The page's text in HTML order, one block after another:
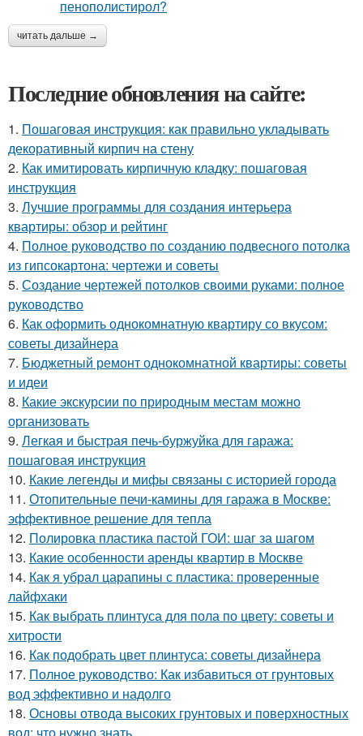
читать дальше →
Последние обновления на сайте:
1. Пошаговая инструкция: как правильно укладывать
декоративный кирпич на стену
2. Как имитировать кирпичную кладку: пошаговая
инструкция
3. Лучшие программы для создания интерьера
квартиры: обзор и рейтинг
4. Полное руководство по созданию подвесного потолка
из гипсокартона: чертежи и советы
5. Создание чертежей потолков своими руками: полное
руководство
6. Как оформить однокомнатную квартиру со вкусом:
советы дизайнера
7. Бюджетный ремонт однокомнатной квартиры: советы
и идеи
8. Какие экскурсии по природным местам можно
организовать
9. Легкая и быстрая печь-буржуйка для гаража:
пошаговая инструкция
10. Какие легенды и мифы связаны с историей города
11. Отопительные печи-камины для гаража в Москве:
эффективное решение для тепла
12. Полировка пластика пастой ГОИ: шаг за шагом
13. Какие особенности аренды квартир в Москве
14. Как я убрал царапины с пластика: проверенные
лайфхаки
15. Как выбрать плинтуса для пола по цвету: советы и
хитрости
16. Как подобрать цвет плинтуса: советы дизайнера
17. Полное руководство: Как избавиться от грунтовых
вод эффективно и надолго
18. Основы отвода высоких грунтовых и поверхностных